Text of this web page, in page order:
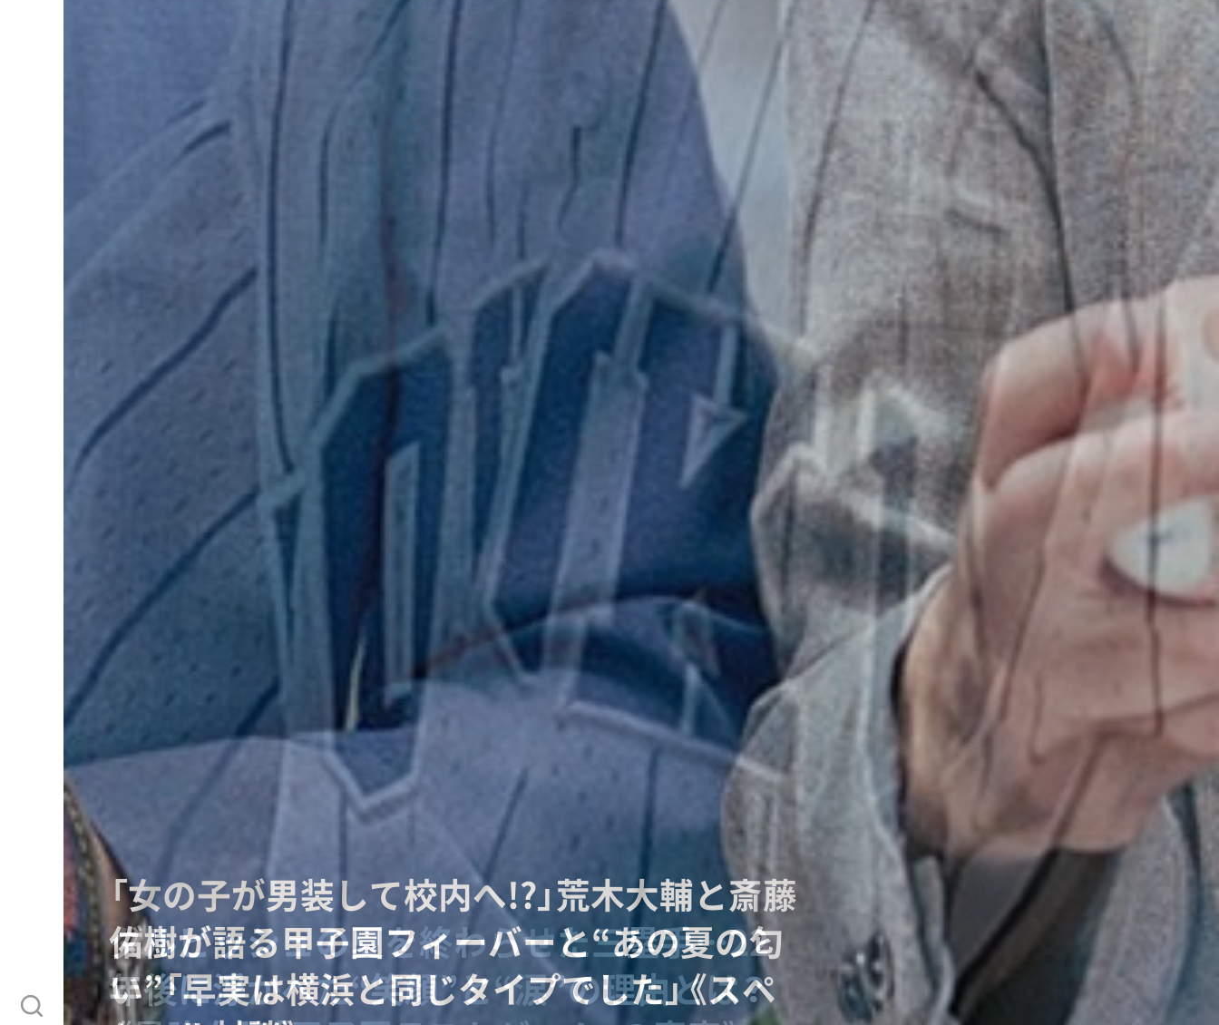
ダルビッシュの夏を終わらせた三塁手…22
年後に浮かべた“笑顔”と“涙”の理由とは？
「女の子が男装して校内へ!?」荒木大輔と斎藤
佑樹が語る甲子園フィーバーと“あの夏の匂
い”「早実は横浜と同じタイプでした」《スペ
【甲子園】横浜高校の“歴代最強エース”は誰
なのか…松坂大輔と渡辺元智が語る“背番号
「Qちゃん、マジで何してんの！」高橋尚子の愛
称を生んだ“裸にアルミホイル”と小出義雄
が書いた鬼メニュー「今日は日本記録が練
“持たざる者”と“持てる者”が直線でつなが
る…カーボベルデとメッシの守備が思い出せ
てくれた「サッカーの根っこ」とは？《W杯コ